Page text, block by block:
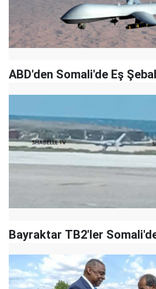
ABD'den Somali'de Eş
Bayraktar TB2'ler